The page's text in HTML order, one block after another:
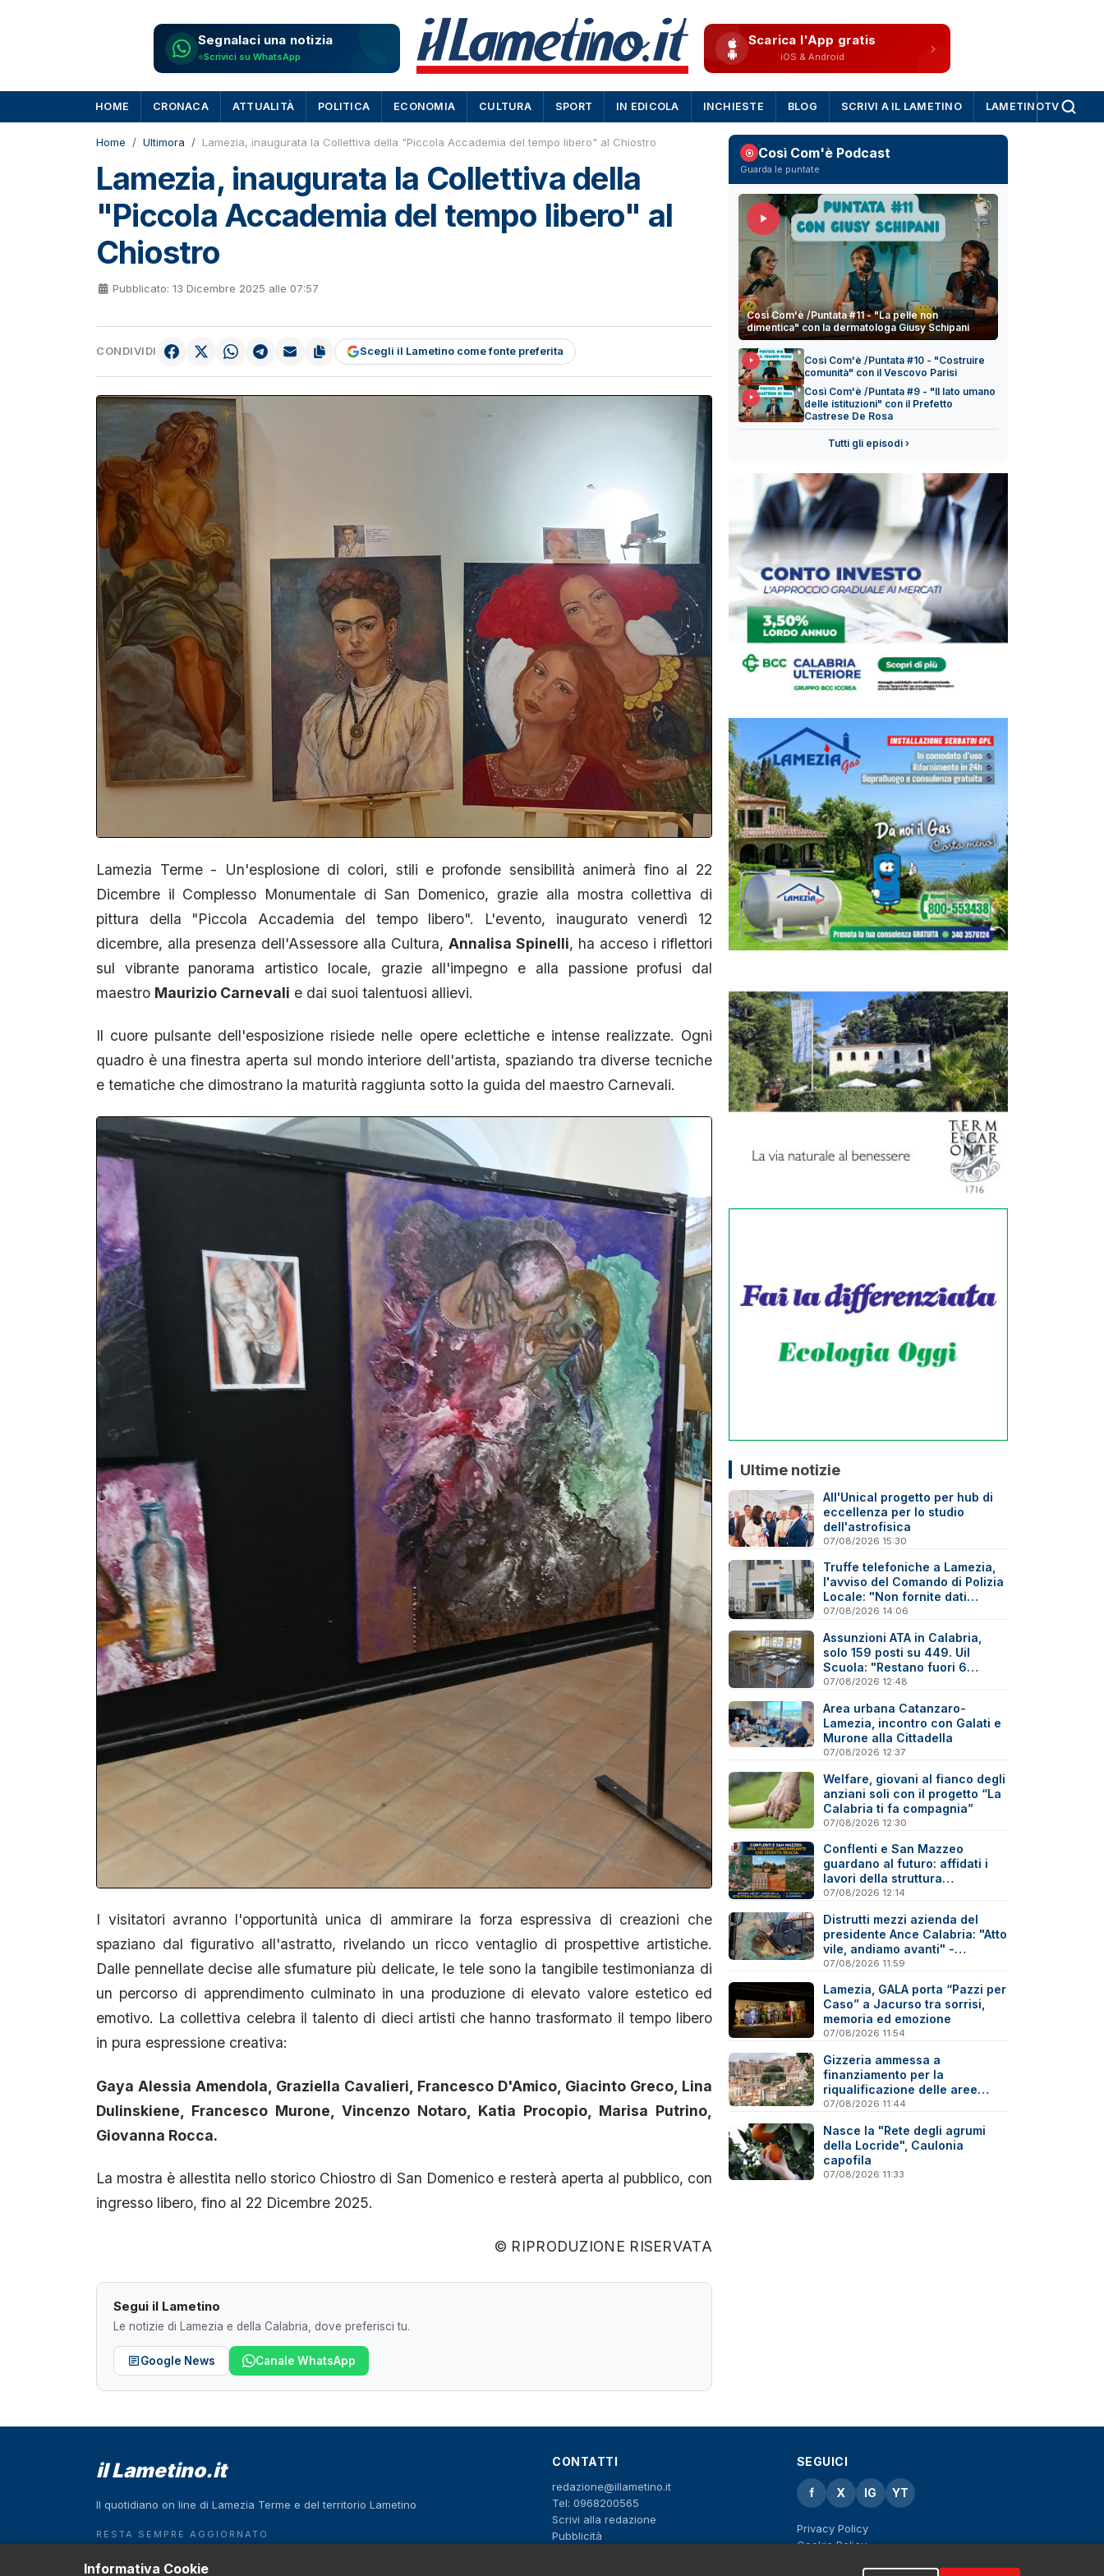
Segnalaci una notizia
Scrivici su WhatsApp
Scarica l'App gratis
iOS & Android
HOME CRONACA ATTUALITÀ POLITICA ECONOMIA CULTURA SPORT IN EDICOLA INCHIESTE BLOG SCRIVI A IL LAMETINO LAMETINOTV
Home Ultimora Lamezia, inaugurata la Collettiva della "Piccola Accademia del tempo libero" al Chiostro
Lamezia, inaugurata la Collettiva della
"Piccola Accademia del tempo libero" al
Chiostro
Pubblicato: 13 Dicembre 2025 alle 07:57
CONDIVIDI Scegli il Lametino come fonte preferita
Lamezia Terme - Un'esplosione di colori, stili e profonde sensibilità animerà fino al 22
Dicembre il Complesso Monumentale di San Domenico, grazie alla mostra collettiva di
pittura della "Piccola Accademia del tempo libero". L'evento, inaugurato venerdì 12
dicembre, alla presenza dell'Assessore alla Cultura, Annalisa Spinelli, ha acceso i riflettori
sul vibrante panorama artistico locale, grazie all'impegno e alla passione profusi dal
maestro Maurizio Carnevali e dai suoi talentuosi allievi.
Il cuore pulsante dell'esposizione risiede nelle opere eclettiche e intense realizzate. Ogni
quadro è una finestra aperta sul mondo interiore dell'artista, spaziando tra diverse tecniche
e tematiche che dimostrano la maturità raggiunta sotto la guida del maestro Carnevali.
I visitatori avranno l'opportunità unica di ammirare la forza espressiva di creazioni che
spaziano dal figurativo all'astratto, rivelando un ricco ventaglio di prospettive artistiche.
Dalle pennellate decise alle sfumature più delicate, le tele sono la tangibile testimonianza di
un percorso di apprendimento culminato in una produzione di elevato valore estetico ed
emotivo. La collettiva celebra il talento di dieci artisti che hanno trasformato il tempo libero
in pura espressione creativa:
Gaya Alessia Amendola, Graziella Cavalieri, Francesco D'Amico, Giacinto Greco, Lina
Dulinskiene, Francesco Murone, Vincenzo Notaro, Katia Procopio, Marisa Putrino,
Giovanna Rocca.
La mostra è allestita nello storico Chiostro di San Domenico e resterà aperta al pubblico, con
ingresso libero, fino al 22 Dicembre 2025.
© RIPRODUZIONE RISERVATA
Segui il Lametino
Le notizie di Lamezia e della Calabria, dove preferisci tu.
Google News Canale WhatsApp
Così Com'è Podcast
Guarda le puntate
Così Com'è /Puntata #11 - "La pelle non
dimentica" con la dermatologa Giusy Schipani
Così Com'è /Puntata #10 - "Costruire
comunità" con il Vescovo Parisi
Così Com'è /Puntata #9 - "Il lato umano
delle istituzioni" con il Prefetto
Castrese De Rosa
Tutti gli episodi ›
Ultime notizie
All'Unical progetto per hub di
eccellenza per lo studio
dell'astrofisica
07/08/2026 15:30
Truffe telefoniche a Lamezia,
l'avviso del Comando di Polizia
Locale: "Non fornite dati
personali"
07/08/2026 14:06
Assunzioni ATA in Calabria,
solo 159 posti su 449. Uil
Scuola: "Restano fuori 6
precari su 10"
07/08/2026 12:48
Area urbana Catanzaro-
Lamezia, incontro con Galati e
Murone alla Cittadella
07/08/2026 12:37
Welfare, giovani al fianco degli
anziani soli con il progetto “La
Calabria ti fa compagnia”
07/08/2026 12:30
Conflenti e San Mazzeo
guardano al futuro: affidati i
lavori della struttura
polifunzionale
07/08/2026 12:14
Distrutti mezzi azienda del
presidente Ance Calabria: "Atto
vile, andiamo avanti" -
Reazioni
07/08/2026 11:59
Lamezia, GALA porta “Pazzi per
Caso” a Jacurso tra sorrisi,
memoria ed emozione
07/08/2026 11:54
Gizzeria ammessa a
finanziamento per la
riqualificazione delle aree
degradate
07/08/2026 11:44
Nasce la "Rete degli agrumi
della Locride", Caulonia
capofila
07/08/2026 11:33
il Lametino.it
Il quotidiano on line di Lamezia Terme e del territorio Lametino
RESTA SEMPRE AGGIORNATO
CONTATTI
redazione@illametino.it
Tel: 0968200565
Scrivi alla redazione
Pubblicità
SEGUICI
f X IG YT
Privacy Policy
Cookie Policy
Informativa Cookie